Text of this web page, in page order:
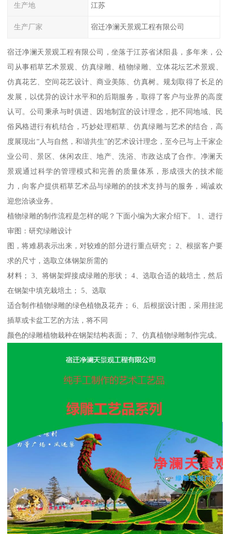
生产地 江苏
生产厂家 宿迁净澜天景观工程有限公司
宿迁净澜天景观工程有限公司，坐落于江苏省沭阳县，多年来，公
司从事稻草艺术景观、仿真绿雕、植物绿雕、立体花坛艺术景观、
仿真花艺、空间花艺设计、商业美陈、仿真树。规划取得了长足的
发展，以优异的设计水平和的后期服务，取得了客户与业界的高度
认可。公司秉承与时俱进、因地制宜的设计理念，把不同地域、民
俗风格进行有机结合，巧妙处理稻草、仿真绿雕与艺术的结合，高
度展现出“人与自然，和谐共生”的艺术设计理念，至今已与上千家企
业公司、景区、休闲农庄、地产、洗浴、市政达成了合作。净澜天
景观通过科学的管理模式和完善的质量体系，形成强大的技术能
力，向客户提供稻草艺术品与绿雕的的技术支持与的服务，竭诚欢
迎您洽谈业务。
植物绿雕的制作流程是怎样的呢？下面小编为大家介绍下。 1、进行
审图：研究绿雕设计
图，将难易表示出来，对较难的部分进行重点研究； 2、根据客户要
求的尺寸，选取立体钢架所需的
材料； 3、将钢架焊接成绿雕的形状； 4、选取合适的栽培土，然后
在钢架中填充栽培土； 5、选取
适合制作植物绿雕的绿色植物及花卉； 6、后根据设计图，采用挂泥
插草或卡盆工艺的方法，将不同
颜色的绿雕植物栽种在钢架结构表面； 7、仿真植物绿雕制作完成。